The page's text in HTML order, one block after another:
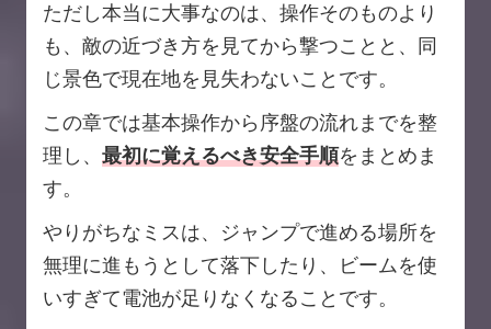
ただし本当に大事なのは、操作そのものより
も、敵の近づき方を見てから撃つことと、同
じ景色で現在地を見失わないことです。
この章では基本操作から序盤の流れまでを整
理し、 最初に覚えるべき安全手順をまとめま
す。
やりがちなミスは、ジャンプで進める場所を
無理に進もうとして落下したり、ビームを使
いすぎて電池が足りなくなることです。